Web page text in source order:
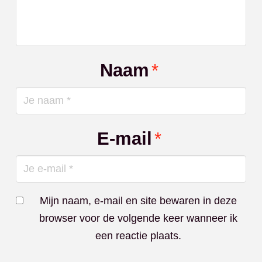
Naam*
E-mail*
Mijn naam, e-mail en site bewaren in deze
browser voor de volgende keer wanneer ik
een reactie plaats.